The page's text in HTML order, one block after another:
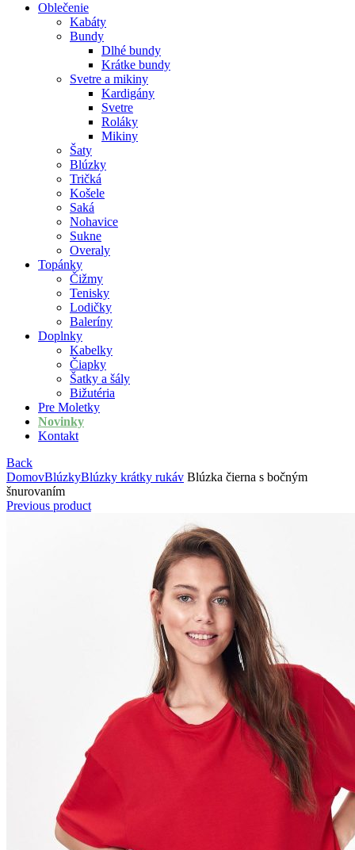
Oblečenie
Kabáty
Bundy
Dlhé bundy
Krátke bundy
Svetre a mikiny
Kardigány
Svetre
Roláky
Mikiny
Šaty
Blúzky
Tričká
Košele
Saká
Nohavice
Sukne
Overaly
Topánky
Čižmy
Tenisky
Lodičky
Baleríny
Doplnky
Kabelky
Čiapky
Šatky a šály
Bižutéria
Pre Moletky
Novinky
Kontakt
Back
DomovBlúzkyBlúzky krátky rukáv Blúzka čierna s bočným
šnurovaním
Previous product